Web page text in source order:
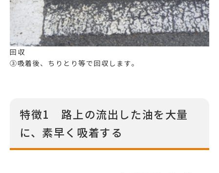
回収
③吸着後、ちりとり等で回収します。
特徴1 路上の流出した油を大量
に、素早く吸着する